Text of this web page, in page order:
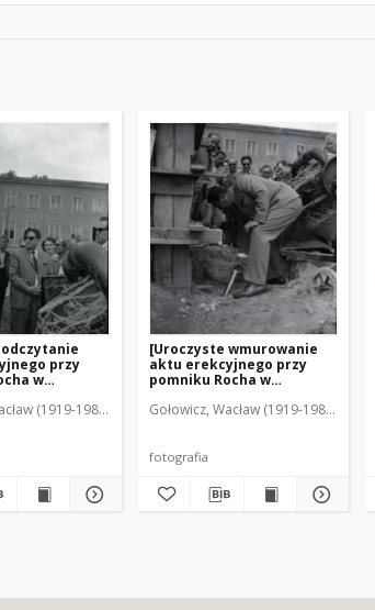
przy
w
(1919-1983). Fot.
[Uroczyste wmurowanie
aktu erekcyjnego przy
pomniku Rocha w
Gołowicz, Wacław (1919-1983). Fot.
fotografia